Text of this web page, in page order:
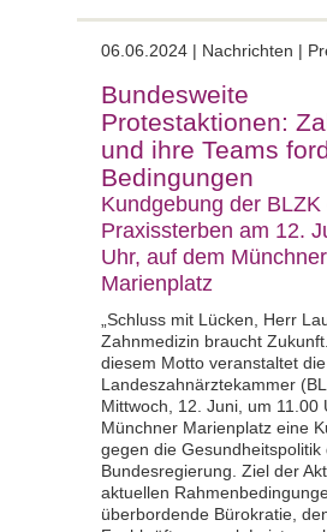
06.06.2024 | Nachrichten |
Bundesweite
Protestaktionen:
und ihre Teams
Bedingungen
Kundgebung der
Praxissterben am 12.
Uhr, auf dem Münchner
Marienplatz
„Schluss mit Lücken, Herr
Zahnmedizin braucht
diesem Motto veranstaltet
Landeszahnärztekammer
Mittwoch, 12. Juni, um 11.00
Münchner Marienplatz eine
gegen die Gesundheitspolitik
Bundesregierung. Ziel der
aktuellen
überbordende Bürokratie,